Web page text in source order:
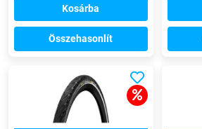
Kosárba
Összehasonlít